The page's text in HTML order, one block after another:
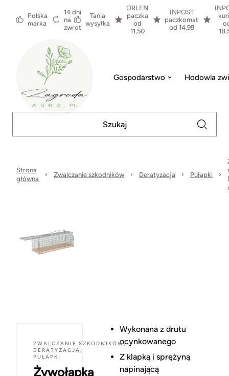
Polska
marka
14 dni
na
zwrot
Tania
wysyłka
ORLEN
paczka
od
11,50
INPOST
paczkomat
od 14,99
Gospodarstwo Hodowla
Strona
główna
Zwalczanie szkodników Deratyzacja Pułapki
ZWALCZANIE SZKODNIKÓW,
DERATYZACJA,
PUŁAPKI
Żywołapka
Wykonana z drutu
ocynkowanego
Z klapką i sprężyną
napinającą